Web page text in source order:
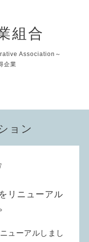
組合
Association～
企業
ョン
リニューアル
ューアルしまし